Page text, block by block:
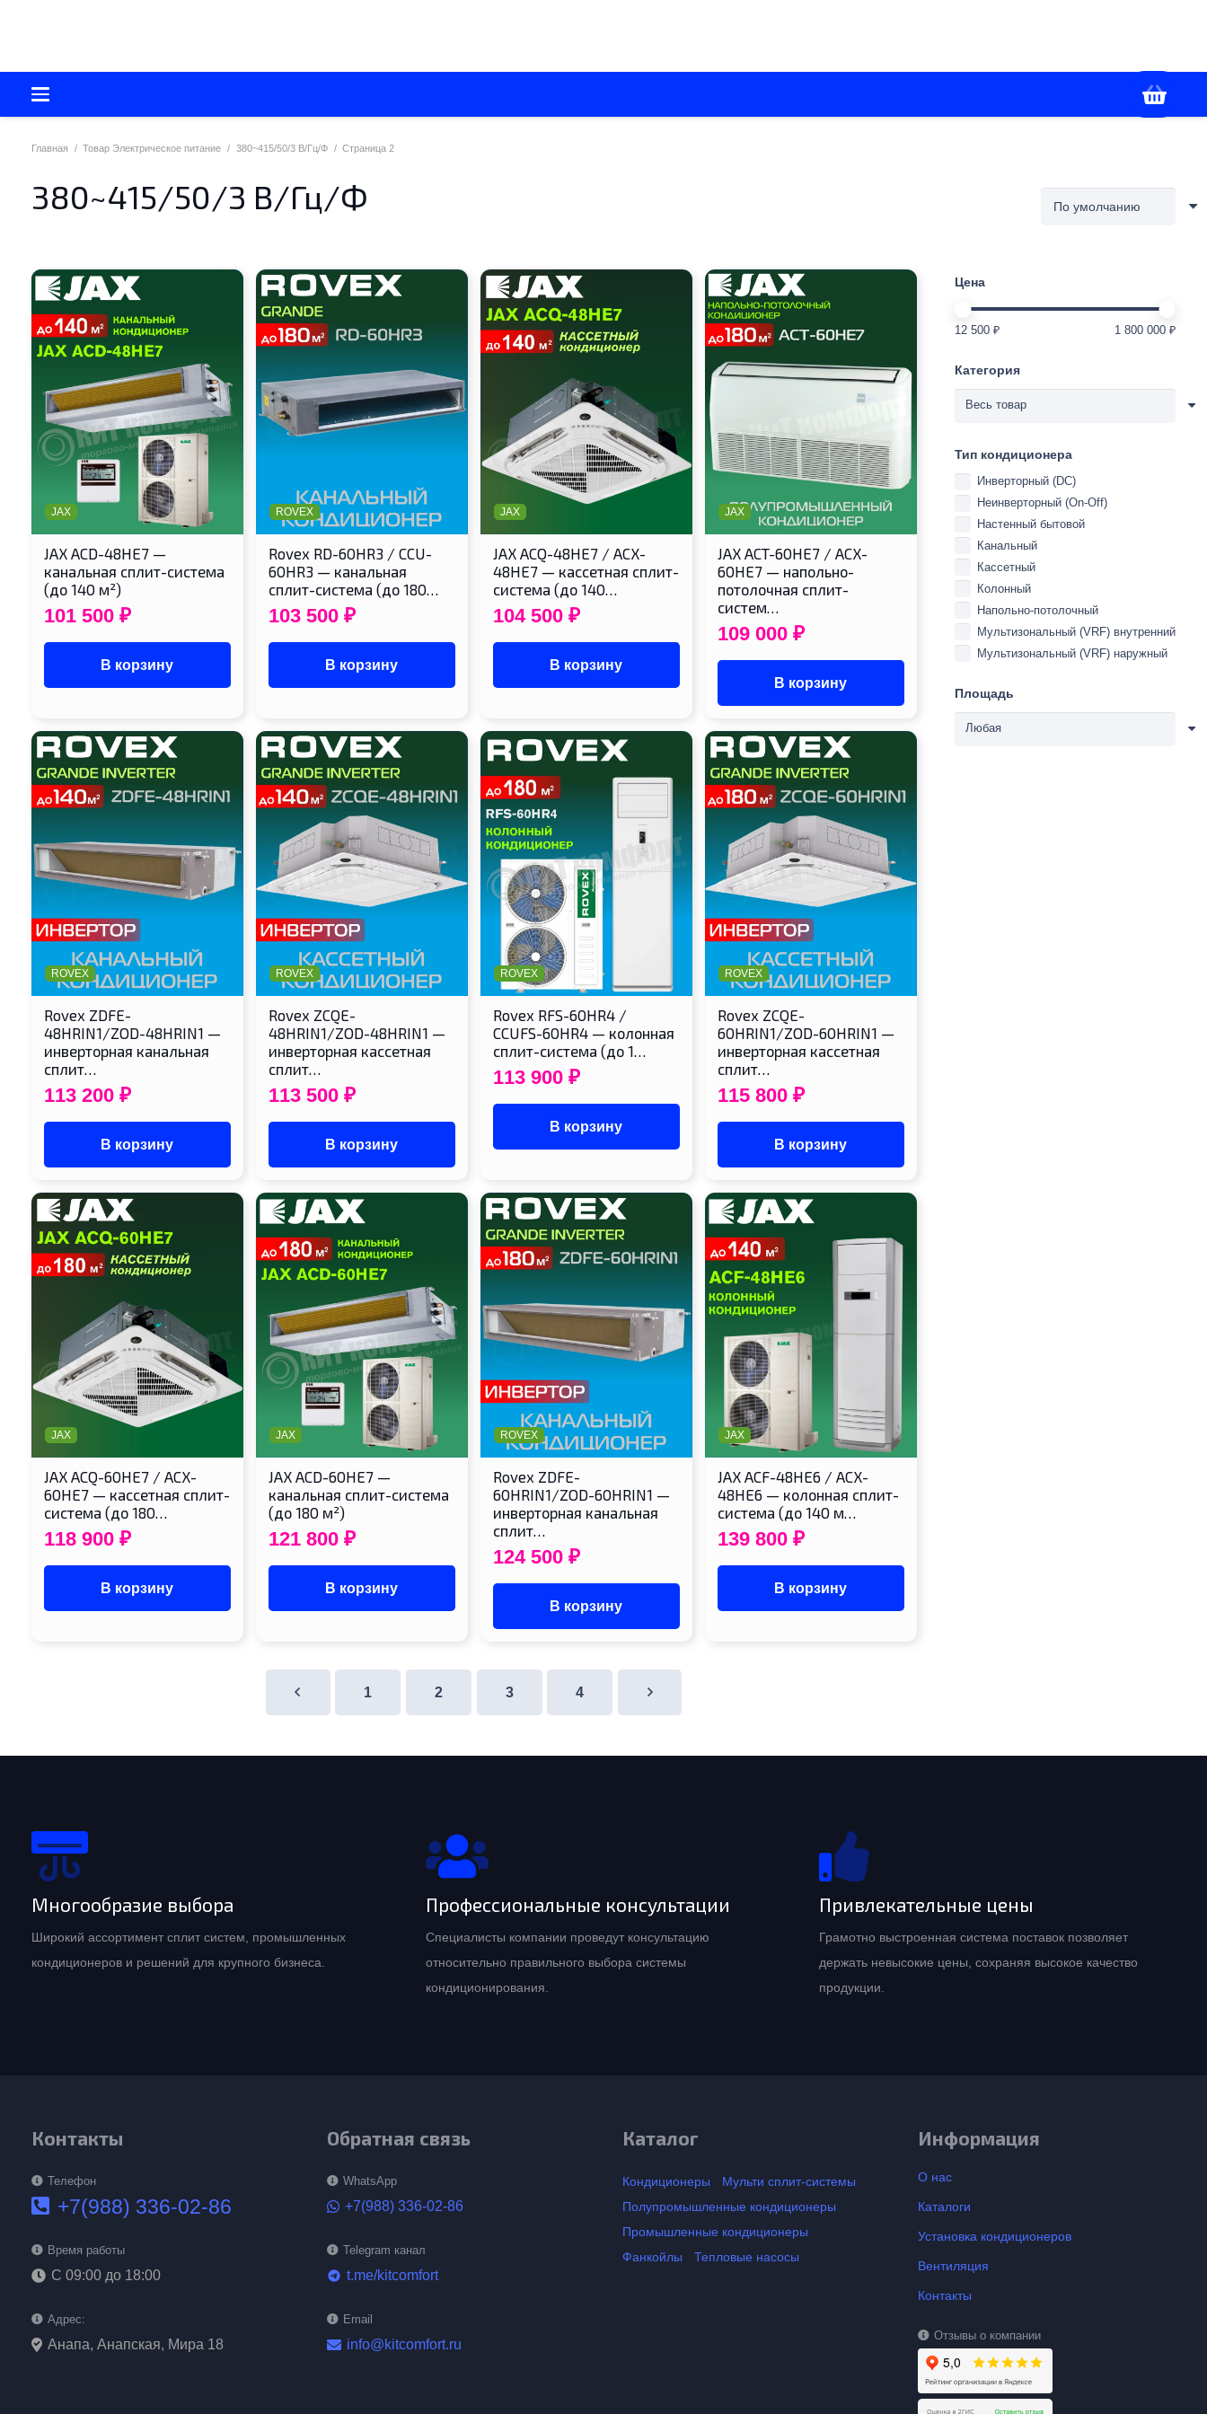
Главная / Товар Электрическое питание / 380~415/50/3 В/Гц/Ф / Страница 2
380~415/50/3 В/Гц/Ф
JAX
JAX ACD-48HE7 —
канальная сплит-система
(до 140 м²)
101 500 ₽
В корзину
ROVEX
Rovex RD-60HR3 / CCU-
60HR3 — канальная
сплит-система (до 180…
103 500 ₽
В корзину
JAX
JAX ACQ-48HE7 / ACX-
48HE7 — кассетная сплит-
система (до 140…
104 500 ₽
В корзину
JAX
JAX ACT-60HE7 / ACX-
60HE7 — напольно-
потолочная сплит-
систем…
109 000 ₽
В корзину
ROVEX
Rovex ZDFE-
48HRIN1/ZOD-48HRIN1 —
инверторная канальная
сплит…
113 200 ₽
В корзину
ROVEX
Rovex ZCQE-
48HRIN1/ZOD-48HRIN1 —
инверторная кассетная
сплит…
113 500 ₽
В корзину
ROVEX
Rovex RFS-60HR4 /
CCUFS-60HR4 — колонная
сплит-система (до 1…
113 900 ₽
В корзину
ROVEX
Rovex ZCQE-
60HRIN1/ZOD-60HRIN1 —
инверторная кассетная
сплит…
115 800 ₽
В корзину
JAX
JAX ACQ-60HE7 / ACX-
60HE7 — кассетная сплит-
система (до 180…
118 900 ₽
В корзину
JAX
JAX ACD-60HE7 —
канальная сплит-система
(до 180 м²)
121 800 ₽
В корзину
ROVEX
Rovex ZDFE-
60HRIN1/ZOD-60HRIN1 —
инверторная канальная
сплит…
124 500 ₽
В корзину
JAX
JAX ACF-48HE6 / ACX-
48HE6 — колонная сплит-
система (до 140 м…
139 800 ₽
В корзину
1 2 3 4
Цена
12 500 ₽ 1 800 000 ₽
Категория
Тип кондиционера
Инверторный (DC)
Неинверторный (On-Off)
Настенный бытовой
Канальный
Кассетный
Колонный
Напольно-потолочный
Мультизональный (VRF) внутренний
Мультизональный (VRF) наружный
Площадь
Многообразие выбора
Широкий ассортимент сплит систем, промышленных
кондиционеров и решений для крупного бизнеса.
Профессиональные консультации
Специалисты компании проведут консультацию
относительно правильного выбора системы
кондиционирования.
Привлекательные цены
Грамотно выстроенная система поставок позволяет
держать невысокие цены, сохраняя высокое качество
продукции.
Контакты
Телефон
+7(988) 336-02-86
Время работы
С 09:00 до 18:00
Адрес:
Анапа, Анапская, Мира 18
Обратная связь
WhatsApp
+7(988) 336-02-86
Telegram канал
telegram t.me/kitcomfort
Email
info@kitcomfort.ru
Каталог
Кондиционеры
Мульти сплит-системы
Полупромышленные кондиционеры
Промышленные кондиционеры
Фанкойлы
Тепловые насосы
Информация
О нас
Каталоги
Установка кондиционеров
Вентиляция
Контакты
Отзывы о компании